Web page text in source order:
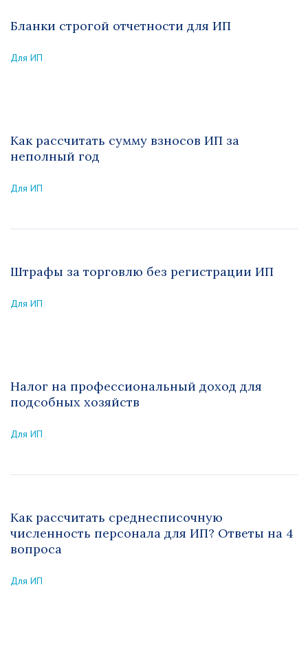
Бланки строгой отчетности для ИП
Для ИП
Как рассчитать сумму взносов ИП за
неполный год
Для ИП
Штрафы за торговлю без регистрации ИП
Для ИП
Налог на профессиональный доход для
подсобных хозяйств
Для ИП
Как рассчитать среднесписочную
численность персонала для ИП? Ответы на 4
вопроса
Для ИП